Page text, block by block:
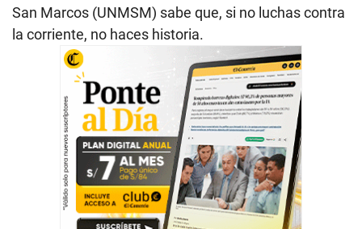
San Marcos (UNMSM) sabe que, si no luchas contra
la corriente, no haces historia.